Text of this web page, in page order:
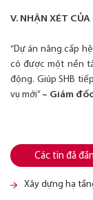
V. NHẬN XÉT
“Dự án nâng cấp
có được một nền
động. Giúp SHB
vụ mới” – Giám
Các tin đã
Xây dựng hạ